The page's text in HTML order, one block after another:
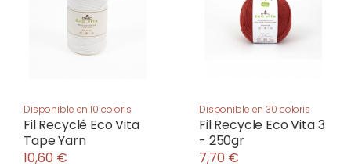
Disponible en 10 coloris
Fil Recyclé Eco Vita
Tape Yarn
10,60 €
Disponible en 30 coloris
Fil Recycle Eco Vita 3
- 250gr
7,70 €